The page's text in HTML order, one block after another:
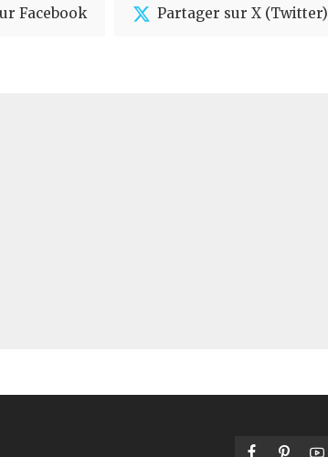
Facebook Partager sur X (Twitter)